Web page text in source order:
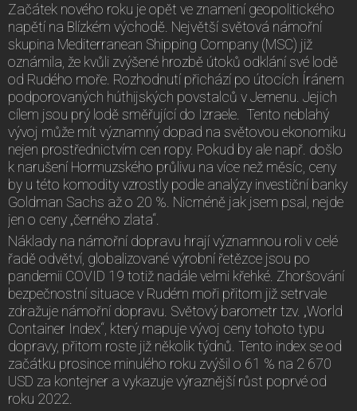
Začátek nového roku je opět ve znamení geopolitického
napětí na Blízkém východě. Největší světová námořní
skupina Mediterranean Shipping Company (MSC) již
oznámila, že kvůli zvýšené hrozbě útoků odklání své lodě
od Rudého moře. Rozhodnutí přichází po útocích Íránem
podporovaných húthijských povstalců v Jemenu. Jejich
cílem jsou prý lodě směřující do Izraele. Tento neblahý
vývoj může mít významný dopad na světovou ekonomiku
nejen prostřednictvím cen ropy. Pokud by ale např. došlo
k narušení Hormuzského průlivu na více než měsíc, ceny
by u této komodity vzrostly podle analýzy investiční banky
Goldman Sachs až o 20 %. Nicméně jak jsem psal, nejde
jen o ceny „černého zlata“.
Náklady na námořní dopravu hrají významnou roli v celé
řadě odvětví, globalizované výrobní řetězce jsou po
pandemii COVID 19 totiž nadále velmi křehké. Zhoršování
bezpečnostní situace v Rudém moři přitom již setrvale
zdražuje námořní dopravu. Světový barometr tzv. „World
Container Index“, který mapuje vývoj ceny tohoto typu
dopravy, přitom roste již několik týdnů. Tento index se od
začátku prosince minulého roku zvýšil o 61 % na 2 670
USD za kontejner a vykazuje výraznější růst poprvé od
roku 2022.